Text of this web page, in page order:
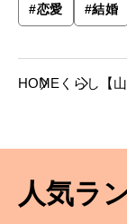
#恋愛 #結婚
HOME くらし
【
人気ラ